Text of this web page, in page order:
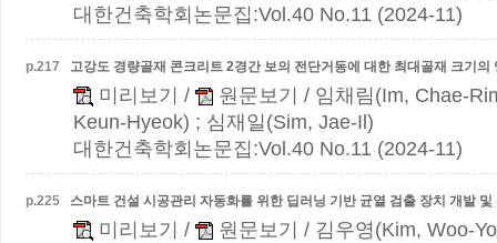
대한건축학회논문집:Vol.40 No.11 (2024-11)
p.217 고강도 경량골재 콘크리트 2경간 보의 전단거동에 대한 최대골재 크기의
미리보기 / 원문보기
/ 임채림(Im, Chae-
Keun-Hyeok) ; 심재일(Sim, Jae-Il)
대한건축학회논문집:Vol.40 No.11 (2024-11)
p.225 스마트 건설 시공관리 자동화를 위한 딥러닝 기반 균열 검출 장치 개발 및
미리보기 / 원문보기
/ 김우영(Kim, Woo-